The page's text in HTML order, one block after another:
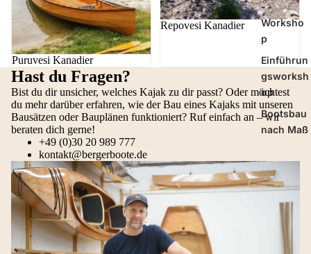
-
Worksho
p
Einführun
gsworksh
op
Bootsbau
nach Maß
Puruvesi Kanadier
Repovesi Kanadier
Hast du Fragen?
Bist du dir unsicher, welches Kajak zu dir passt? Oder möchtest
du mehr darüber erfahren, wie der Bau eines Kajaks mit unseren
Bausätzen oder Bauplänen funktioniert? Ruf einfach an – wir
beraten dich gerne!
+49 (0)30 20 989 777
kontakt@bergerboote.de